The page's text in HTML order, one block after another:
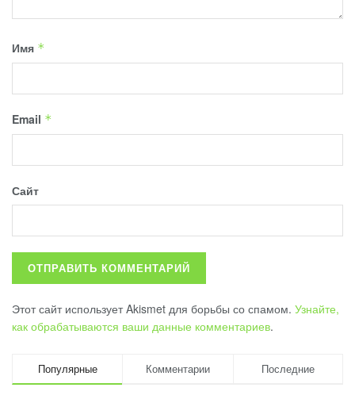
Имя *
Email *
Сайт
Этот сайт использует Akismet для борьбы со спамом. Узнайте,
как обрабатываются ваши данные комментариев.
Популярные Комментарии Последние